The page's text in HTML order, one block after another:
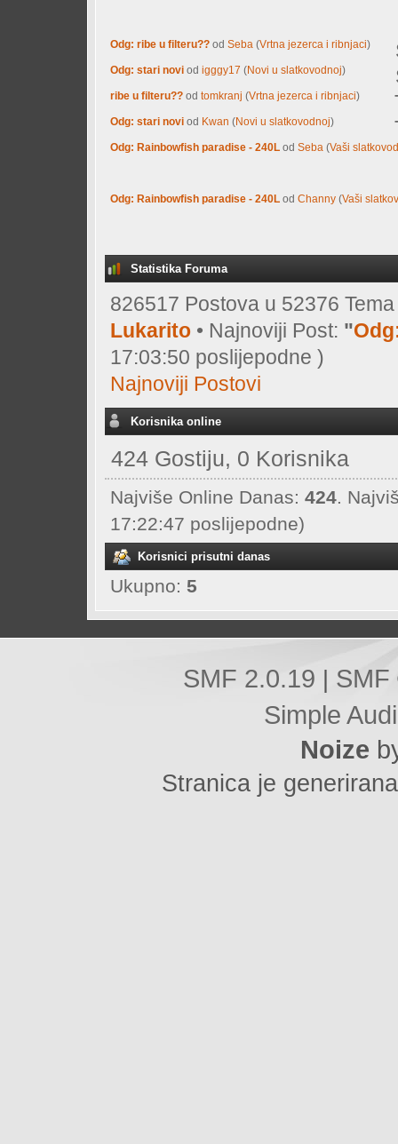
Odg: ribe u filteru?? od Seba (Vrtna jezerca i ribnjaci)
Odg: stari novi od igggy17 (Novi u slatkovodnoj)
ribe u filteru?? od tomkranj (Vrtna jezerca i ribnjaci)
Odg: stari novi od Kwan (Novi u slatkovodnoj)
Odg: Rainbowfish paradise - 240L od Seba (Vaši
Odg: Rainbowfish paradise - 240L od Channy (Vaši
Statistika Foruma
826517 Postova u 52376
Lukarito • Najnoviji Post: "
17:03:50 poslijepodne )
Najnoviji Postovi
Korisnika online
424 Gostiju, 0 Korisnika
Najviše Online Danas: 424.
17:22:47 poslijepodne)
Korisnici prisutni danas
Ukupno: 5
SMF 2.0.19
Simple
Noize
Stranica je